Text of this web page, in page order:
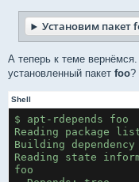
Установим пакет
А теперь к теме
установленный пакет foo?
Shell
$ apt-rdepends foo
Reading package
Building
Reading state
foo